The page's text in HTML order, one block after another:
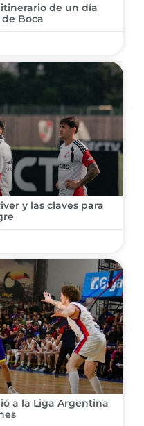
de un día
Boca
y las claves para
a la Liga Argentina